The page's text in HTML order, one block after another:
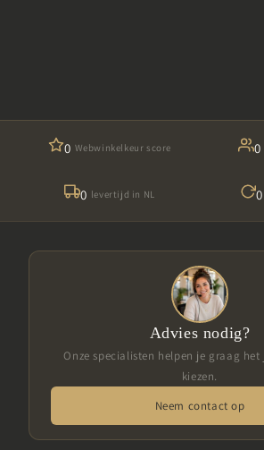
0 Webwinkelkeur score 0
0 levertijd in NL 0
Advies nodig?
Onze specialisten helpen je graag
kiezen.
Neem contact op